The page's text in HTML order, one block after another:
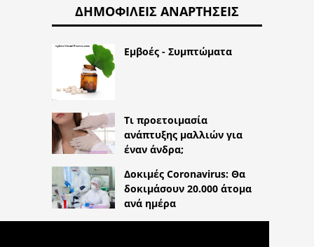
ΔΗΜΟΦΙΛΕΊΣ ΑΝΑΡΤΉΣΕΙΣ
Εμβοές - Συμπτώματα
Τι προετοιμασία
ανάπτυξης μαλλιών για
έναν άνδρα;
Δοκιμές Coronavirus: Θα
δοκιμάσουν 20.000 άτομα
ανά ημέρα